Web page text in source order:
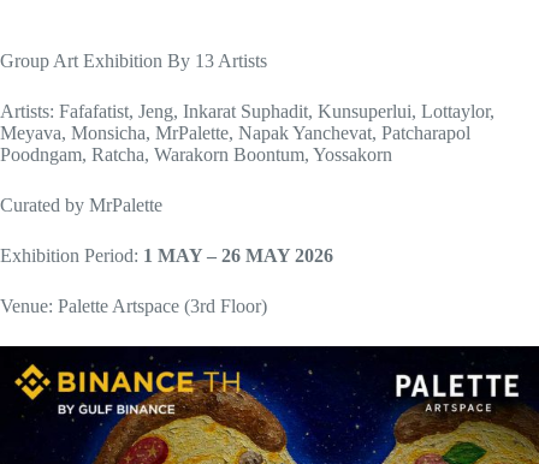
Group Art Exhibition By 13 Artists
Artists: Fafafatist, Jeng, Inkarat Suphadit, Kunsuperlui, Lottaylor,
Meyava, Monsicha, MrPalette, Napak Yanchevat, Patcharapol
Poodngam, Ratcha, Warakorn Boontum, Yossakorn
Curated by MrPalette
Exhibition Period: 1 MAY – 26 MAY 2026
Venue: Palette Artspace (3rd Floor)